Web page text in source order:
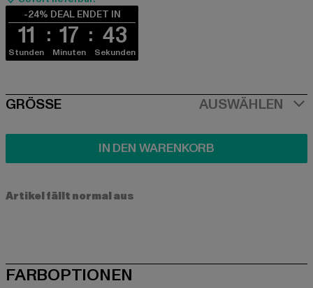
-24% DEAL ENDET IN
11
Stunden
17
Minuten
43
Sekunden
SIZE
GRÖSSE AUSWÄHLEN
IN DEN WARENKORB
Artikel fällt normal aus
FARBOPTIONEN